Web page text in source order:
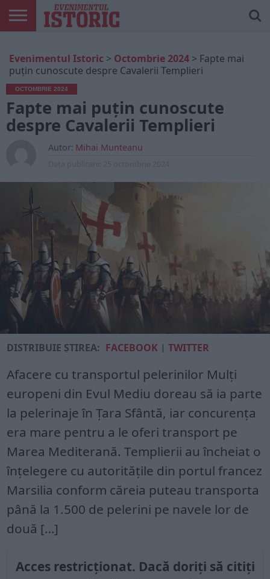
ONLINE
EDIȚII
TIPĂRITE
ISTORIC
PLAY
CONTUL
MEU
Evenimentul Istoric > Octombrie 2024 > Fapte mai
puțin cunoscute despre Cavalerii Templieri
OCTOMBRIE 2024
Fapte mai puțin cunoscute
despre Cavalerii Templieri
Autor: Mihai Munteanu
DISTRIBUIE ȘTIREA: FACEBOOK |TWITTER
Afacere cu transportul pelerinilor Mulți
europeni din Evul Mediu doreau să ia parte
la pelerinaje în Țara Sfântă, iar concurența
era mare pentru a le oferi transport pe
Marea Mediterană. Templierii au încheiat o
înțelegere cu autoritățile din portul francez
Marsilia conform căreia puteau transporta
până la 1.500 de pelerini pe navele lor de
două […]
Acces restricționat. Dacă doriți să citiți